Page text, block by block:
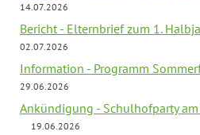
14.07.2026
Bericht - Elternbrief zum 1.
02.07.2026
Information - Programm
29.06.2026
Ankündigung - Schulhofparty
19.06.2026